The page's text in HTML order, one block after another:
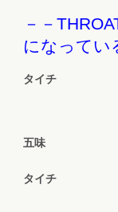
－－
になってい
タイチ
五味
タイチ